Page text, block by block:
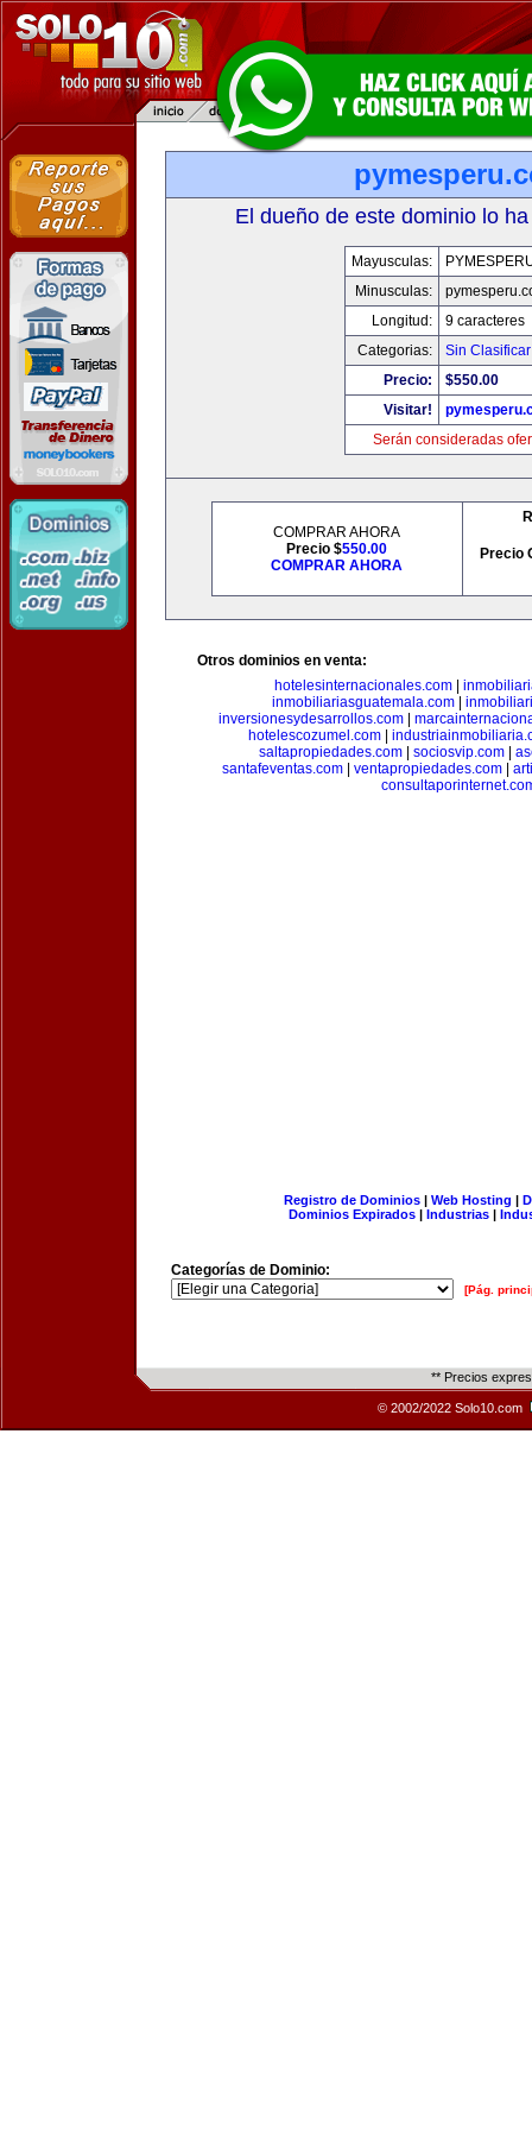
El dueño de este dominio lo
Mayusculas:
Minusculas:
Longitud:
9 caracteres
Categorias:
Sin Clasificar
Precio:
$550.00
Visitar!
Serán consideradas
COMPRAR AHORA
Precio $550.00
COMPRAR AHORA
Precio
Otros dominios en venta:
hotelesinternacionales.com|
inmobiliariasguatemala.com
inversionesydesarrollos.com|
hotelescozumel.com
saltapropiedades.com| sociosvip.com|
santafeventas.com| ventapropiedades.com|
Registro de Dominios| Web Hosting |
Dominios Expirados | Industrias |
Categorías de Dominio:
[Pág.
** Precios
© 2002/2022 Solo10.com